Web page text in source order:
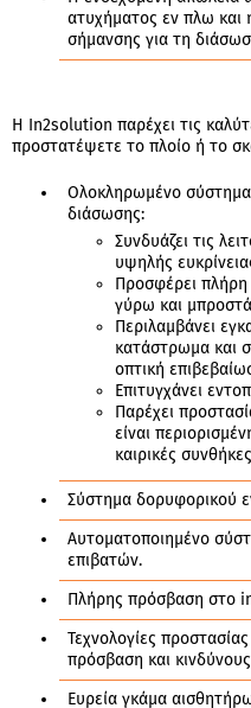
ατυχήματος εν πλω και
σήμανσης για τη
Η In2solution παρέχει τις
προστατέψετε το πλοίο ή το
Ολοκληρωμένο σύστημα
διάσωσης:
Συνδυάζει τις
υψηλής
Προσφέρει πλήρη
γύρω και
Περιλαμβάνει
κατάστρωμα και
οπτική
Επιτυγχάνει
Παρέχει
είναι
καιρικές
Σύστημα δορυφορικού
Αυτοματοποιημένο
επιβατών.
Πλήρης πρόσβαση στο
Τεχνολογίες
πρόσβαση και
Ευρεία γκάμα